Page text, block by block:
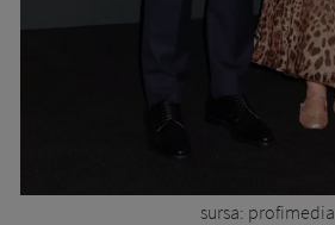
sursa: profimedia